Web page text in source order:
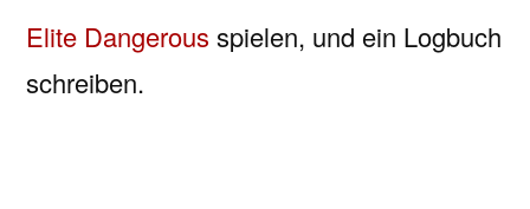
Elite Dangerous spielen, und ein Logbuch
schreiben.